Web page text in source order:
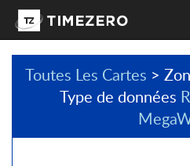
Toutes Les Cartes >
Type de données